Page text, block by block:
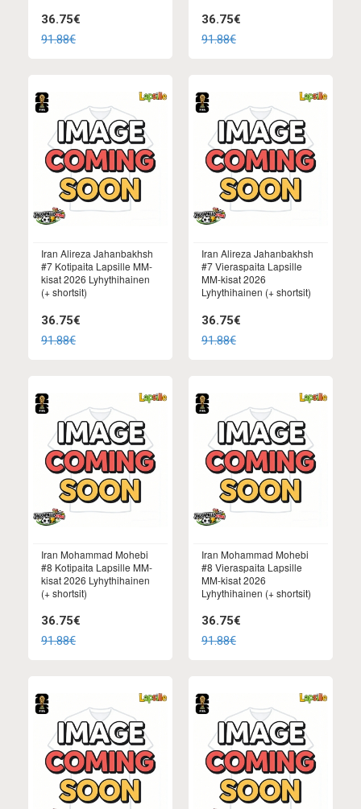
36.75€
91.88€
36.75€
91.88€
Iran Alireza Jahanbakhsh
#7 Kotipaita Lapsille MM-
kisat 2026 Lyhythihainen
(+ shortsit)
36.75€
91.88€
Iran Alireza Jahanbakhsh
#7 Vieraspaita Lapsille
MM-kisat 2026
Lyhythihainen (+ shortsit)
36.75€
91.88€
Iran Mohammad Mohebi
#8 Kotipaita Lapsille MM-
kisat 2026 Lyhythihainen
(+ shortsit)
36.75€
91.88€
Iran Mohammad Mohebi
#8 Vieraspaita Lapsille
MM-kisat 2026
Lyhythihainen (+ shortsit)
36.75€
91.88€